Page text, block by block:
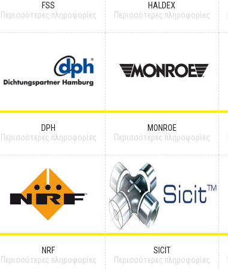
FSS
Περισσότερες πληροφορίες
HALDEX
Περισσότερες πληροφορίες
DPH
Περισσότερες πληροφορίες
MONROE
Περισσότερες πληροφορίες
NRF
Περισσότερες πληροφορίες
SICIT
Περισσότερες πληροφορίες